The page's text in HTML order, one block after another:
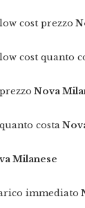
cost prezzo
cost quanto
Nova
costa
Milanese
immediato